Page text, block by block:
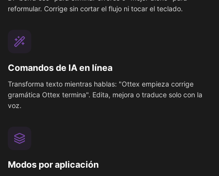
reformular. Corrige sin cortar el flujo ni tocar el teclado.
Comandos de IA en línea
Transforma texto mientras hablas: "Ottex empieza corrige
gramática Ottex termina". Edita, mejora o traduce solo con la
voz.
Modos por aplicación